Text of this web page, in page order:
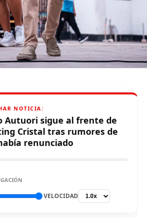
«facebook-jssdk»));
de Araujo, FC Emmen vence 1-0 a
NOTICIA:
Autuori sigue al frente de
Cristal tras rumores de
renunciado
VELOCIDAD